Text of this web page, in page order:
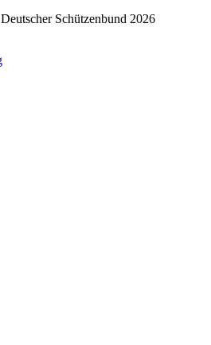
Schützenbund 2026